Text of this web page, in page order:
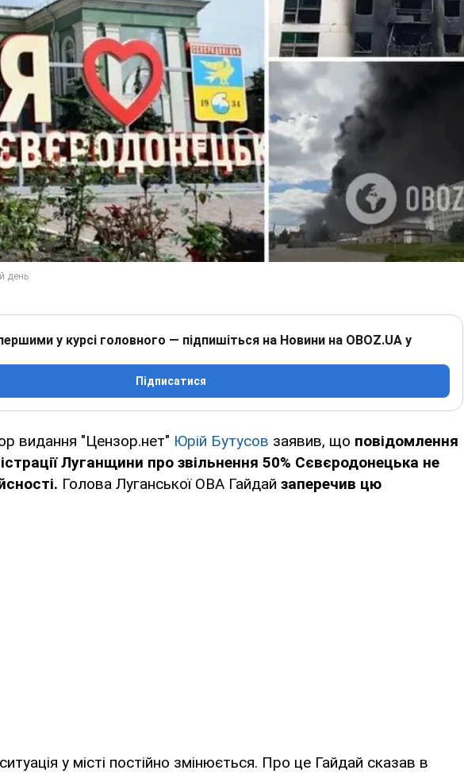
у курсі головного — підпишіться на Новини на OBOZ.UA у
Підписатися
видання "Цензор.нет" Юрій Бутусов заявив, що повідомлення
Луганщини про звільнення 50% Сєвєродонецька не
Голова Луганської ОВА Гайдай заперечив цю
у місті постійно змінюється. Про це Гайдай сказав в